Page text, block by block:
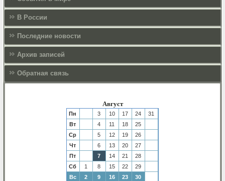
В России
Последние новости
Архив записей
Обратная связь
Август
Пн 3 10 17 24
31
Вт
4 11 18
25
Ср
5 12 19
26
Чт
6 13 20
27
Пт
7 14 21
28
Сб
1 8 15 22
29
Вс
2 9 16 23 30